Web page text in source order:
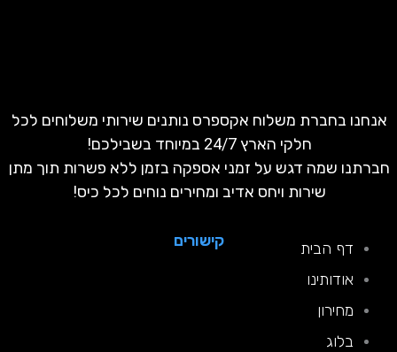
בחברת משלוח אקספרס נותנים שירותי משלוחים לכל
חלקי הארץ 24/7 במיוחד בשבילכם!
שמה דגש על זמני אספקה בזמן ללא פשרות תוך מתן
שירות ויחס אדיב ומחירים נוחים לכל כיס!
קישורים
דף הבית
אודותינו
מחירון
בלוג